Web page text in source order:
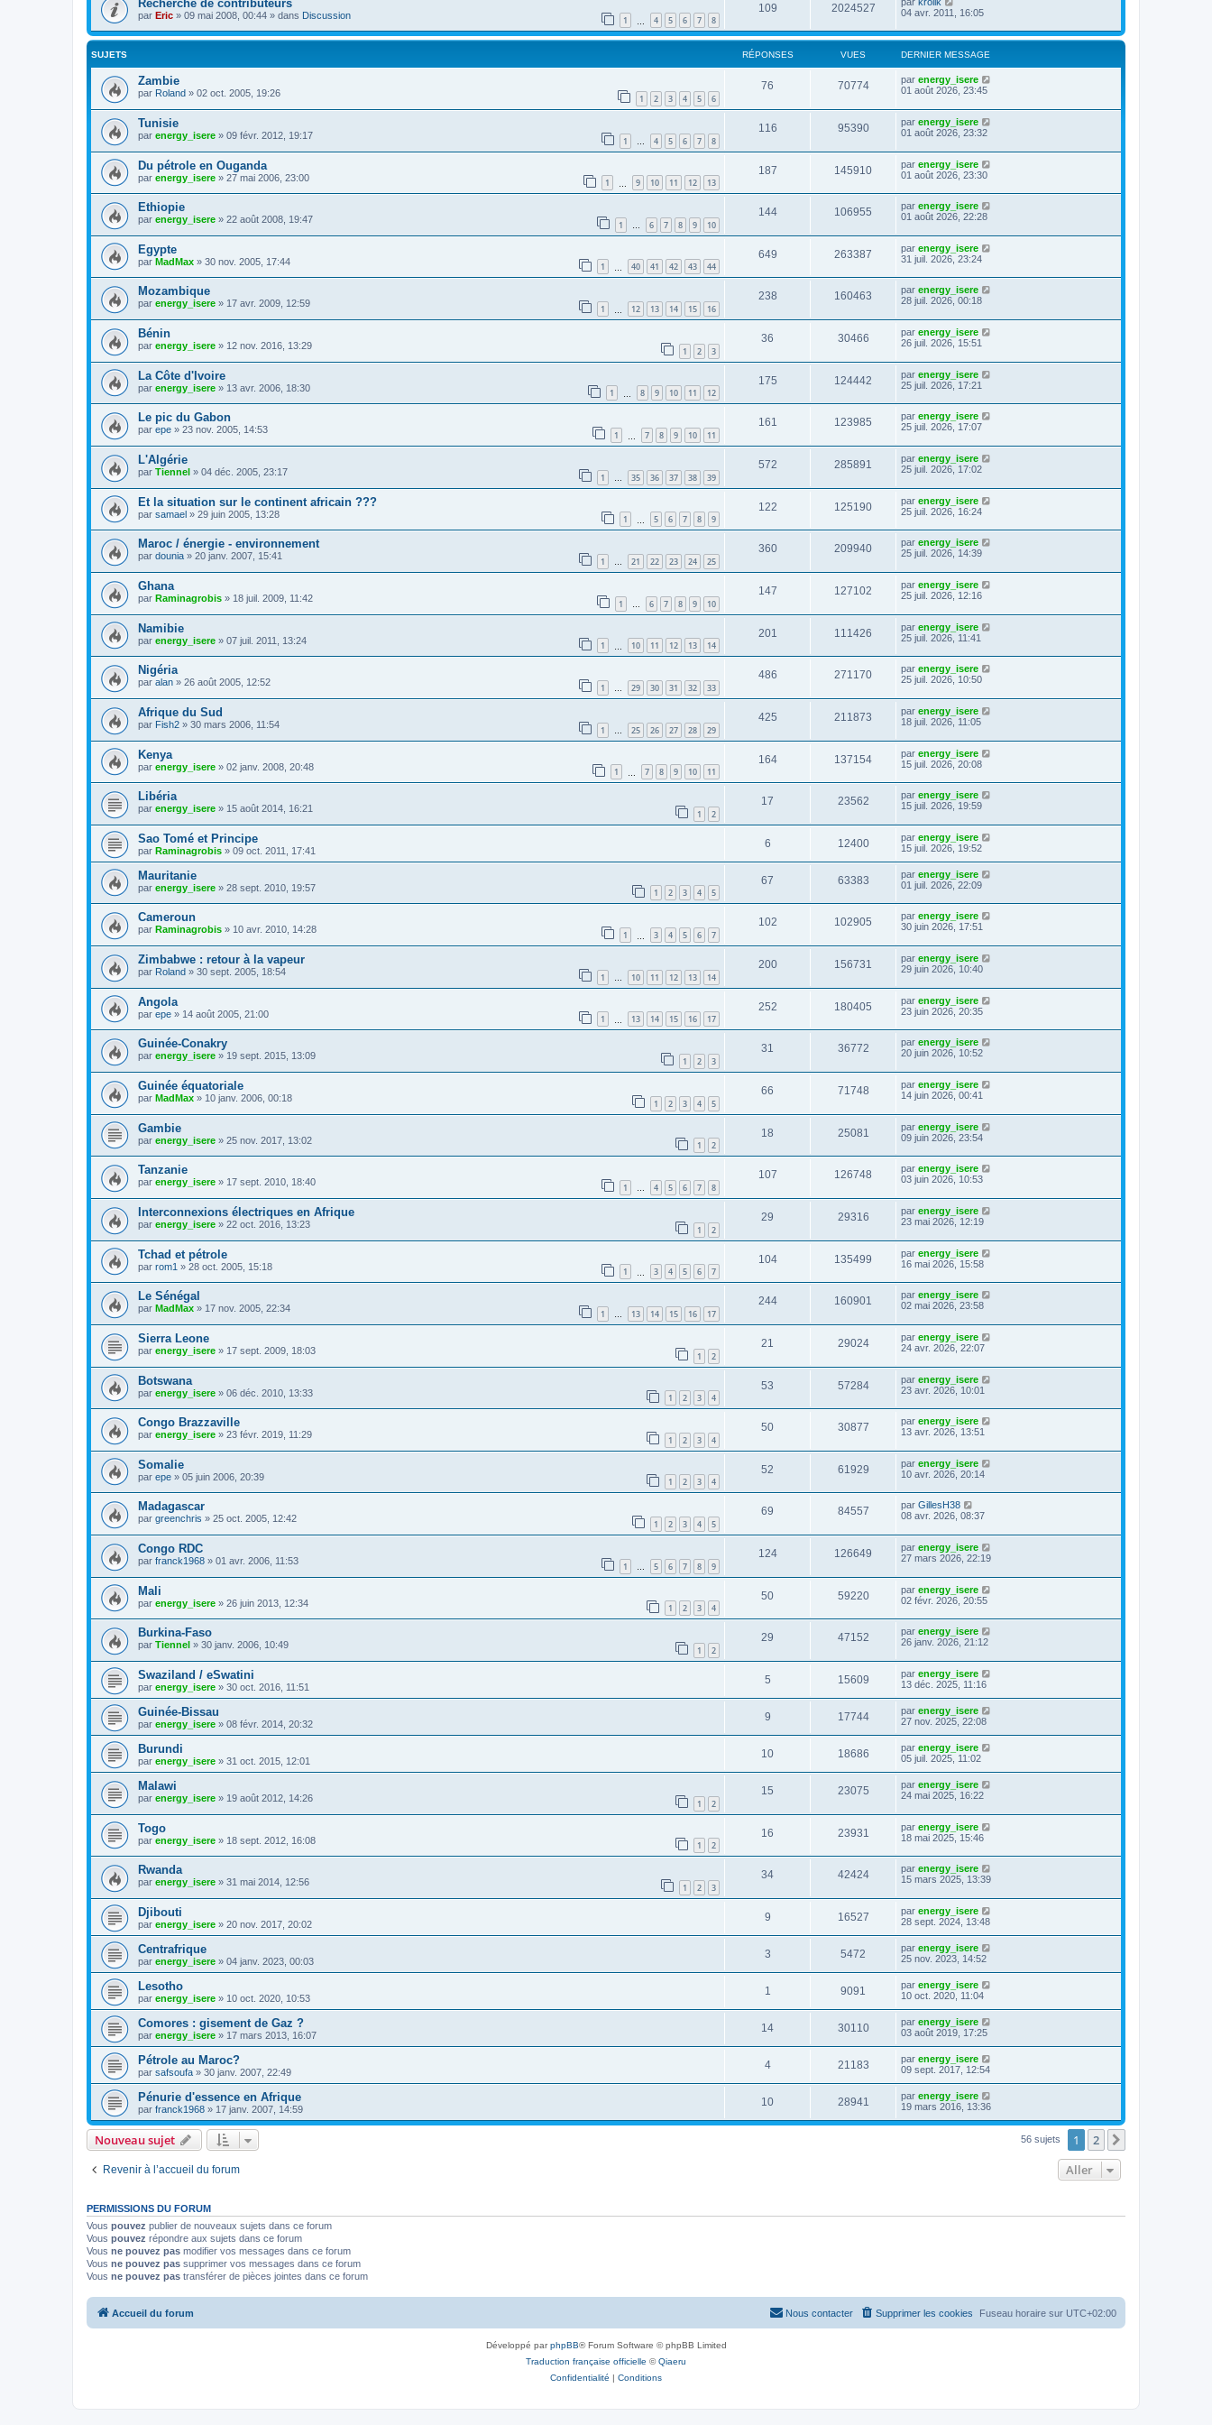
Recherche de contributeurs
par Eric » 09 mai 2008, 00:44 » dans Discussion 1 4 5 6 7 8
109 2024527
04 avr. 2011, 16:05
SUJETS RÉPONSES VUES DERNIER MESSAGE
Zambie
par Roland » 02 oct. 2005, 19:26 1 2 3 4 5 6
76 70774 par energy_isere
01 août 2026, 23:45
Tunisie
par energy_isere » 09 févr. 2012, 19:17 1 … 4 5 6 7 8
116 95390 par energy_isere
01 août 2026, 23:32
Du pétrole en Ouganda
par energy_isere » 27 mai 2006, 23:00 1 9 10 11 12 13
187 145910 par energy_isere
01 août 2026, 23:30
Ethiopie
par energy_isere » 22 août 2008, 19:47 1 … 6 7 8 9 10
144 106955 par energy_isere
01 août 2026, 22:28
Egypte
par MadMax » 30 nov. 2005, 17:44 1 40 41 42 43 44
649 263387 par energy_isere
31 juil. 2026, 23:24
Mozambique
par energy_isere » 17 avr. 2009, 12:59 1 12 13 14 15 16
238 160463 par energy_isere
28 juil. 2026, 00:18
Bénin
par energy_isere » 12 nov. 2016, 13:29 1 2 3
36 30466 par energy_isere
26 juil. 2026, 15:51
La Côte d'Ivoire
par energy_isere » 13 avr. 2006, 18:30 1 8 9 10 11 12
175 124442 par energy_isere
25 juil. 2026, 17:21
Le pic du Gabon
par epe » 23 nov. 2005, 14:53 1 7 8 9 10 11
161 123985 par energy_isere
25 juil. 2026, 17:07
L'Algérie
par Tiennel » 04 déc. 2005, 23:17 1 … 35 36 37 38 39
572 285891 par energy_isere
25 juil. 2026, 17:02
Et la situation sur le continent africain ???
par samael » 29 juin 2005, 13:28 1 5 6 7 8 9
122 125190 par energy_isere
25 juil. 2026, 16:24
Maroc / énergie - environnement
par dounia » 20 janv. 2007, 15:41 1 … 21 22 23 24 25
360 209940 par energy_isere
25 juil. 2026, 14:39
Ghana
par Raminagrobis » 18 juil. 2009, 11:42 1 … 6 7 8 9 10
147 127102 par energy_isere
25 juil. 2026, 12:16
Namibie
par energy_isere » 07 juil. 2011, 13:24 1 10 11 12 13 14
201 111426 par energy_isere
25 juil. 2026, 11:41
Nigéria
par alan » 26 août 2005, 12:52 1 … 29 30 31 32 33
486 271170 par energy_isere
25 juil. 2026, 10:50
Afrique du Sud
par Fish2 » 30 mars 2006, 11:54 1 25 26 27 28 29
425 211873 par energy_isere
18 juil. 2026, 11:05
Kenya
par energy_isere » 02 janv. 2008, 20:48 1 7 8 9 10 11
164 137154 par energy_isere
15 juil. 2026, 20:08
Libéria
par energy_isere » 15 août 2014, 16:21 1 2
17 23562 par energy_isere
15 juil. 2026, 19:59
Sao Tomé et Principe
par Raminagrobis » 09 oct. 2011, 17:41
6 12400 par energy_isere
15 juil. 2026, 19:52
Mauritanie
par energy_isere » 28 sept. 2010, 19:57 1 2 3 4 5
67 63383 par energy_isere
01 juil. 2026, 22:09
Cameroun
par Raminagrobis » 10 avr. 2010, 14:28 1 3 4 5 6 7
102 102905 par energy_isere
30 juin 2026, 17:51
Zimbabwe : retour à la vapeur
par Roland » 30 sept. 2005, 18:54 1 … 10 11 12 13 14
200 156731 par energy_isere
29 juin 2026, 10:40
Angola
par epe » 14 août 2005, 21:00 1 13 14 15 16 17
252 180405 par energy_isere
23 juin 2026, 20:35
Guinée-Conakry
par energy_isere » 19 sept. 2015, 13:09 1 2 3
31 36772 par energy_isere
20 juin 2026, 10:52
Guinée équatoriale
par MadMax » 10 janv. 2006, 00:18 1 2 3 4 5
66 71748 par energy_isere
14 juin 2026, 00:41
Gambie
par energy_isere » 25 nov. 2017, 13:02 1 2
18 25081 par energy_isere
09 juin 2026, 23:54
Tanzanie
par energy_isere » 17 sept. 2010, 18:40 1 … 4 5 6 7 8
107 126748 par energy_isere
03 juin 2026, 10:53
Interconnexions électriques en Afrique
par energy_isere » 22 oct. 2016, 13:23 1 2
29 29316 par energy_isere
23 mai 2026, 12:19
Tchad et pétrole
par rom1 » 28 oct. 2005, 15:18 1 3 4 5 6 7
104 135499 par energy_isere
16 mai 2026, 15:58
Le Sénégal
par MadMax » 17 nov. 2005, 22:34 1 … 13 14 15 16 17
244 160901 par energy_isere
02 mai 2026, 23:58
Sierra Leone
par energy_isere » 17 sept. 2009, 18:03 1 2
21 29024 par energy_isere
24 avr. 2026, 22:07
Botswana
par energy_isere » 06 déc. 2010, 13:33 1 2 3 4
53 57284 par energy_isere
23 avr. 2026, 10:01
Congo Brazzaville
par energy_isere » 23 févr. 2019, 11:29 1 2 3 4
50 30877 par energy_isere
13 avr. 2026, 13:51
Somalie
par epe » 05 juin 2006, 20:39 1 2 3 4
52 61929 par energy_isere
10 avr. 2026, 20:14
Madagascar
par greenchris » 25 oct. 2005, 12:42 1 2 3 4 5
69 84557 par GillesH38
08 avr. 2026, 08:37
Congo RDC
par franck1968 » 01 avr. 2006, 11:53 1 … 5 6 7 8 9
124 126649 par energy_isere
27 mars 2026, 22:19
Mali
par energy_isere » 26 juin 2013, 12:34 1 2 3 4
50 59220 par energy_isere
02 févr. 2026, 20:55
Burkina-Faso
par Tiennel » 30 janv. 2006, 10:49 1 2
29 47152 par energy_isere
26 janv. 2026, 21:12
Swaziland / eSwatini
par energy_isere » 30 oct. 2016, 11:51
5 15609 par energy_isere
13 déc. 2025, 11:16
Guinée-Bissau
par energy_isere » 08 févr. 2014, 20:32
9 17744 par energy_isere
27 nov. 2025, 22:08
Burundi
par energy_isere » 31 oct. 2015, 12:01
10 18686 par energy_isere
05 juil. 2025, 11:02
Malawi
par energy_isere » 19 août 2012, 14:26 1 2
15 23075 par energy_isere
24 mai 2025, 16:22
Togo
par energy_isere » 18 sept. 2012, 16:08 1 2
16 23931 par energy_isere
18 mai 2025, 15:46
Rwanda
par energy_isere » 31 mai 2014, 12:56 1 2 3
34 42424 par energy_isere
15 mars 2025, 13:39
Djibouti
par energy_isere » 20 nov. 2017, 20:02
9 16527 par energy_isere
28 sept. 2024, 13:48
Centrafrique
par energy_isere » 04 janv. 2023, 00:03
3 5472 par energy_isere
25 nov. 2023, 14:52
Lesotho
par energy_isere » 10 oct. 2020, 10:53
1 9091 par energy_isere
10 oct. 2020, 11:04
Comores : gisement de Gaz ?
par energy_isere » 17 mars 2013, 16:07
14 30110 par energy_isere
03 août 2019, 17:25
Pétrole au Maroc?
par safsoufa » 30 janv. 2007, 22:49
4 21183 par energy_isere
09 sept. 2017, 12:54
Pénurie d'essence en Afrique
par franck1968 » 17 janv. 2007, 14:59
10 28941 par energy_isere
19 mars 2016, 13:36
Nouveau sujet 56 sujets 1 2
Revenir à l’accueil du forum Aller
PERMISSIONS DU FORUM
Vous pouvez publier de nouveaux sujets dans ce forum
Vous pouvez répondre aux sujets dans ce forum
Vous ne pouvez pas modifier vos messages dans ce forum
Vous ne pouvez pas supprimer vos messages dans ce forum
Vous ne pouvez pas transférer de pièces jointes dans ce forum
Accueil du forum Fuseau horaire sur UTC+02:00
Supprimer les cookies
Nous contacter
Développé parphpBB® Forum Software © phpBB Limited
Traduction française officielle ©Qiaeru
Confidentialité
Conditions